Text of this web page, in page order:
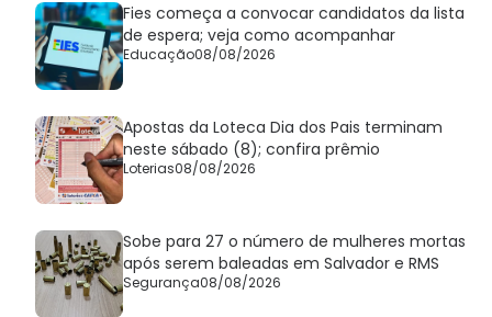
Fies começa a convocar candidatos da lista
de espera; veja como acompanhar
Educação08/08/2026
Apostas da Loteca Dia dos Pais terminam
neste sábado (8); confira prêmio
Loterias08/08/2026
Sobe para 27 o número de mulheres mortas
após serem baleadas em Salvador e RMS
Segurança08/08/2026